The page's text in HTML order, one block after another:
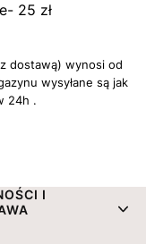
25 zł
dostawą) wynosi od
wysyłane są jak
24h .
stopce
I